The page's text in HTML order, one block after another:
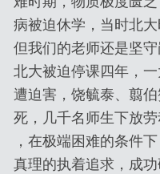
病被迫休学，当时北大
但我们的老师还是坚
北大被迫停课四年，
遭迫害，饶毓泰、翦
死，几千名师生下放
，在极端困难的条件
真理的执着追求，成